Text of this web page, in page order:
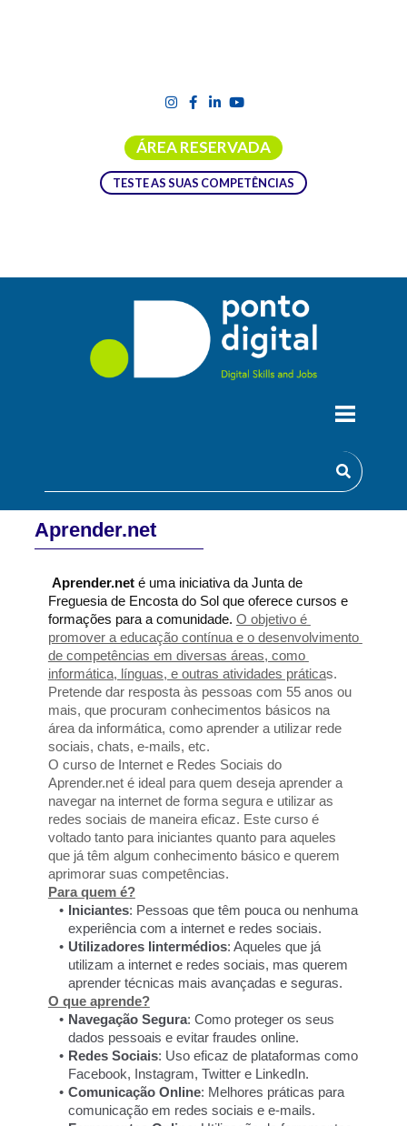
ÁREA RESERVADA
TESTE AS SUAS COMPETÊNCIAS
Aprender.net
Aprender.net é uma iniciativa da Junta de
Freguesia de Encosta do Sol que oferece cursos e
formações para a comunidade. O objetivo é
promover a educação contínua e o desenvolvimento
de competências em diversas áreas, como
informática, línguas, e outras atividades práticas.
Pretende dar resposta às pessoas com 55 anos ou
mais, que procuram conhecimentos básicos na
área da informática, como aprender a utilizar rede
sociais, chats, e-mails, etc.
O curso de Internet e Redes Sociais do
Aprender.net é ideal para quem deseja aprender a
navegar na internet de forma segura e utilizar as
redes sociais de maneira eficaz. Este curso é
voltado tanto para iniciantes quanto para aqueles
que já têm algum conhecimento básico e querem
aprimorar suas competências.
Para quem é?
Iniciantes: Pessoas que têm pouca ou nenhuma
experiência com a internet e redes sociais.
Utilizadores Iintermédios: Aqueles que já
utilizam a internet e redes sociais, mas querem
aprender técnicas mais avançadas e seguras.
O que aprende?
Navegação Segura: Como proteger os seus
dados pessoais e evitar fraudes online.
Redes Sociais: Uso eficaz de plataformas como
Facebook, Instagram, Twitter e LinkedIn.
Comunicação Online: Melhores práticas para
comunicação em redes sociais e e-mails.